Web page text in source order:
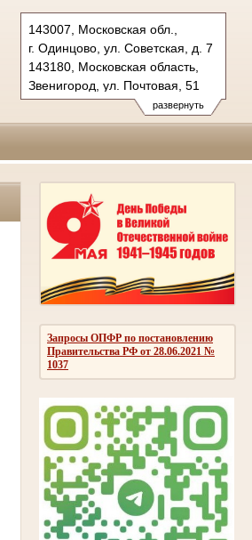
развернуть
143007, Московская обл.,
г. Одинцово, ул. Советская, д. 7
143180, Московская область,
Звенигород, ул. Почтовая, 51
Тел.: (495)590-74-76 (гр.)
593-56-20 (уг.)
697 13 27 (кас канц.)
показать на карте
Запросы ОПФР по постановлению
Правительства РФ от 28.06.2021 №
1037